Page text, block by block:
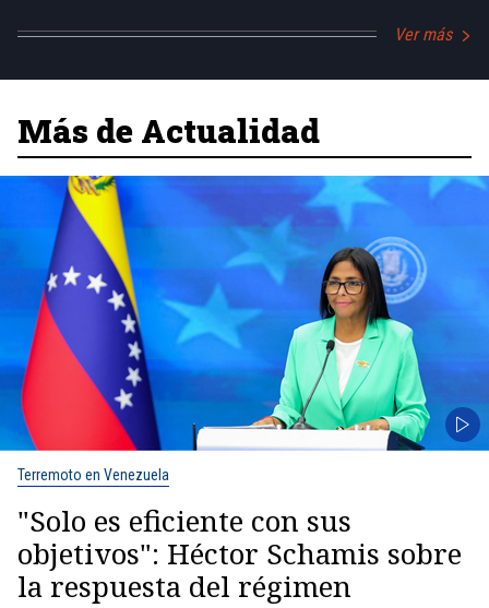
Ver más
Más de Actualidad
Terremoto en Venezuela
"Solo es eficiente con sus
objetivos": Héctor Schamis sobre
la respuesta del régimen